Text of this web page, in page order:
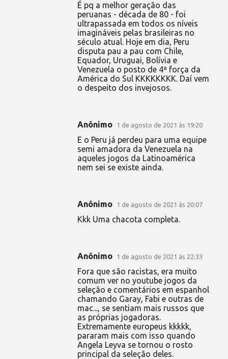
É pq a melhor geração das
peruanas - década de 80 - foi
ultrapassada em todos os níveis
imagináveis pelas brasileiras no
século atual. Hoje em dia, Peru
disputa pau a pau com Chile,
Equador, Uruguai, Bolívia e
Venezuela o posto de 4ª força da
América do Sul KKKKKKKK. Daí vem
o despeito dos invejosos.
Anônimo 1 de agosto de 2021 às 19:20
E o Peru já perdeu para uma equipe
semi amadora da Venezuela na
aqueles jogos da Latinoamérica
nem sei se existe ainda.
Anônimo 1 de agosto de 2021 às 20:07
Kkk Uma chacota completa.
Anônimo 1 de agosto de 2021 às 22:33
Fora que são racistas, era muito
comum ver no youtube jogos da
seleção e comentários em espanhol
chamando Garay, Fabi e outras de
mac..., se sentiam mais russos que
as próprias jogadoras.
Extremamente europeus kkkkk,
pararam mais com isso quando
Angela Leyva se tornou o rosto
principal da seleção deles.